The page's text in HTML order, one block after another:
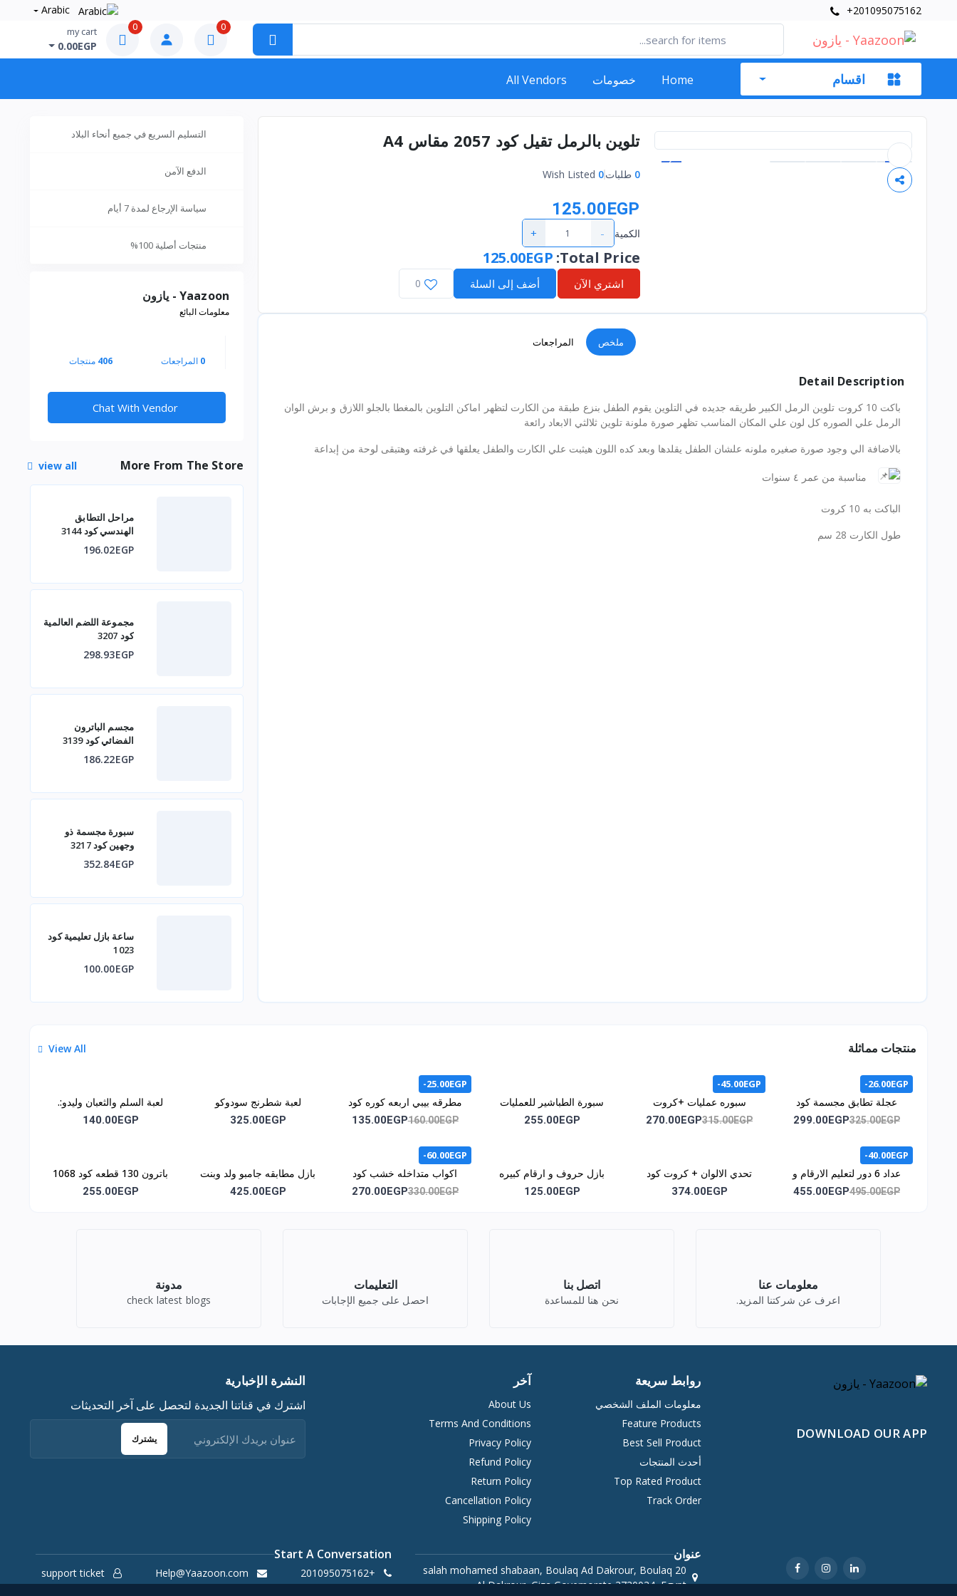
+201095075162
0
0
my cart
0.00EGP
اقسام Home خصومات All Vendors
تلوين بالرمل تقيل كود 2057 مقاس A4
0 طلبات0
125.00EGP
الكمية -
+
Total Price
:
125.00EGP
اشتري الآن أضف إلى السلة 0
ملخص المراجعات
Detail Description
باكت 10 كروت تلوين الرمل الكبير طريقه جديده في التلوين يقوم الطفل بنزع طبقة من الكارت لتظهر اماكن التلوين بالمغطا بالجلو اللازق و برش الوان
الرمل علي الصوره كل لون علي المكان المناسب تظهر صورة ملونة تلوين ثلالثي الابعاد رائعة
بالاضافة الي وجود صورة صغيره ملونه علشان الطفل يقلدها وبعد كده اللون هيثبت علي الكارت والطفل يعلقها في غرفته وهتبقى لوحة من إبداعة
مناسبة من عمر ٤ سنوات
الباكت به 10 كروت
طول الكارت 28 سم
التسليم السريع في جميع أنحاء البلاد
الدفع الآمن
سياسة الإرجاع لمدة 7 أيام
منتجات أصلية 100%
Yaazoon - يازون
معلومات البائع
0 المراجعات 406 منتجات
Chat With Vendor
More From The Store
view all
مراحل التطابق
الهندسي كود 3144
196.02EGP
مجموعة اللضم العالمية
كود 3207
298.93EGP
مجسم الباترون
الفضائي كود 3139
186.22EGP
سبورة مجسمة ذو
وجهين كود 3217
352.84EGP
ساعة بازل تعليمية كود
1023
100.00EGP
منتجات مماثلة View All
-26.00EGP
عجلة تطابق مجسمة كود
1071325.00EGP
299.00EGP
-45.00EGP
سبوره عمليات +كروت
اشكال هندسيه +كروت /كود
315.00EGP
270.00EGP
سبورة الطباشير للعمليات
الحسابية كود 1014
255.00EGP
-25.00EGP
مطرقه بيبي اربعه كوره كود
1015160.00EGP
135.00EGP
لعبة شطرنج سودوكو
مغناطيس كود1030
325.00EGP
لعبة السلم والثعبان وليدو:.
كود اللعبه :. 1035
140.00EGP
-40.00EGP
عداد 6 دور لتعليم الارقام و
الحروف وسائل المواصلات و
495.00EGP
455.00EGP
تحدي الالوان + كروت كود
1044
374.00EGP
بازل حروف و ارقام كبيره
كود 1046
125.00EGP
-60.00EGP
اكواب متداخله خشب كود
1051330.00EGP
270.00EGP
بازل مطابقه جامبو ولد وبنت
كود 1062
425.00EGP
باترون 130 قطعه كود 1068
255.00EGP
معلومات عنا
اعرف عن شركتنا المزيد.
اتصل بنا
نحن هنا للمساعدة
التعليمات
احصل على جميع الإجابات
مدونة
check latest blogs
DOWNLOAD OUR APP
روابط سريعة
معلومات الملف الشخصي
Feature Products
Best Sell Product
أحدث المنتجات
Top Rated Product
Track Order
آخر
About Us
Terms And Conditions
Privacy Policy
Refund Policy
Return Policy
Cancellation Policy
Shipping Policy
النشرة الإخبارية
اشترك في قناتنا الجديدة لتحصل على آخر التحديثات
يشترك
Start A Conversation
+201095075162
عنوان
20 salah mohamed shabaan, Boulaq Ad Dakrour, Boulaq
Al Dakrour, Giza Governorate 3730034, Egypt